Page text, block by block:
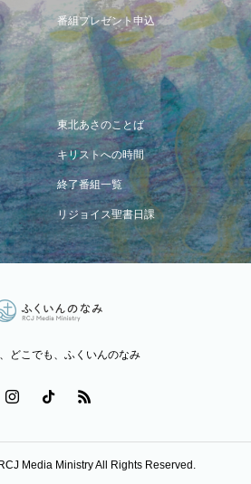
番組プレゼント申込
東北あさのことば
キリストへの時間
終了番組一覧
リジョイス聖書日課
どこでも、ふくいんのなみ
Media Ministry All Rights Reserved.